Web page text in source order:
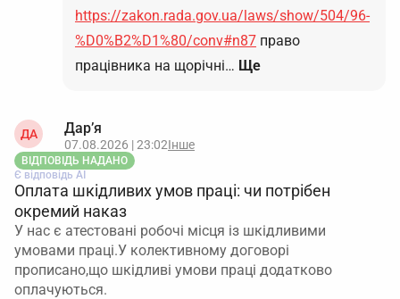
https://zakon.rada.gov.ua/laws/show/504/96-
%D0%B2%D1%80/conv#n87 право
працівника на щорічні… Ще
ДА Дар’я
07.08.2026 | 23:02Інше
ВІДПОВІДЬ НАДАНО
Є відповідь АІ
Оплата шкідливих умов праці: чи потрібен
окремий наказ
У нас є атестовані робочі місця із шкідливими
умовами праці.У колективному договорі
прописано,що шкідливі умови праці додатково
оплачуються.